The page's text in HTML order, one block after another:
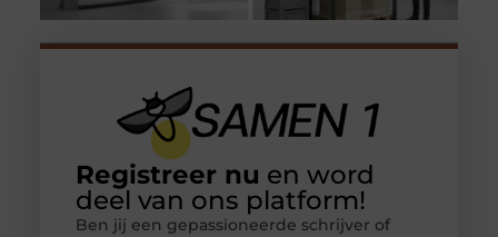
Registreer nu en word
deel van ons platform!
Ben jij een gepassioneerde schrijver of